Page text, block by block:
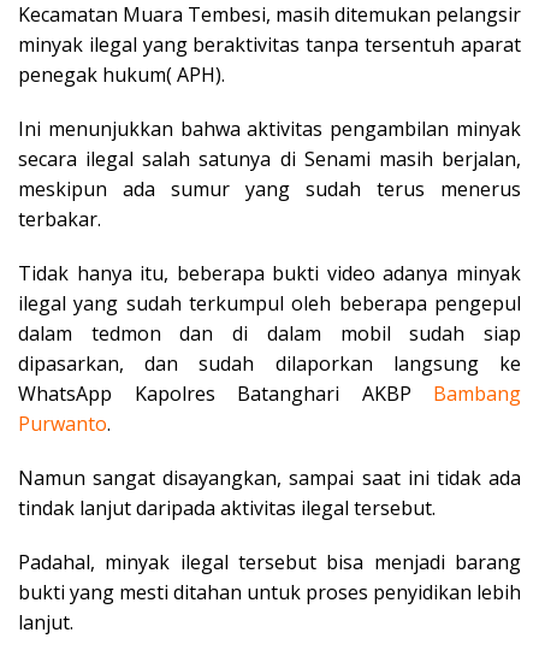
Kecamatan Muara Tembesi, masih ditemukan pelangsir
minyak ilegal yang beraktivitas tanpa tersentuh aparat
penegak hukum( APH).
Ini menunjukkan bahwa aktivitas pengambilan minyak
secara ilegal salah satunya di Senami masih berjalan,
meskipun ada sumur yang sudah terus menerus
terbakar.
Tidak hanya itu, beberapa bukti video adanya minyak
ilegal yang sudah terkumpul oleh beberapa pengepul
dalam tedmon dan di dalam mobil sudah siap
dipasarkan, dan sudah dilaporkan langsung ke
WhatsApp Kapolres Batanghari AKBP Bambang
Purwanto.
Namun sangat disayangkan, sampai saat ini tidak ada
tindak lanjut daripada aktivitas ilegal tersebut.
Padahal, minyak ilegal tersebut bisa menjadi barang
bukti yang mesti ditahan untuk proses penyidikan lebih
lanjut.